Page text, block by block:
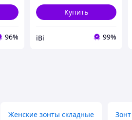
96%
Купить
іВі 99%
Женские зонты складные